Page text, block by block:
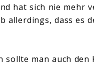
hat sich nie mehr
allerdings, dass es
sollte man auch den